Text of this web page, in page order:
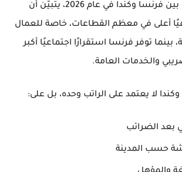
وكندا في عام 2026، يتبيّن أن
أعلى في معظم القطاعات، خاصة للعمال
بينما توفر فرنسا استقرارًا اجتماعيًا أكبر
والخدمات العامة.
وكندا لا يعتمد على الراتب وحده، بل على:
بعد الضرائب
حسب المدينة